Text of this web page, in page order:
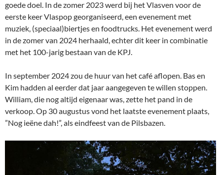
goede doel. In de zomer 2023 werd bij het Vlasven voor de
eerste keer Vlaspop georganiseerd, een evenement met
muziek, (speciaal)biertjes en foodtrucks. Het evenement werd
in de zomer van 2024 herhaald, echter dit keer in combinatie
met het 100-jarig bestaan van de KPJ.
In september 2024 zou de huur van het café aflopen. Bas en
Kim hadden al eerder dat jaar aangegeven te willen stoppen.
William, die nog altijd eigenaar was, zette het pand in de
verkoop. Op 30 augustus vond het laatste evenement plaats,
”Nog ieëne dah!”, als eindfeest van de Pilsbazen.